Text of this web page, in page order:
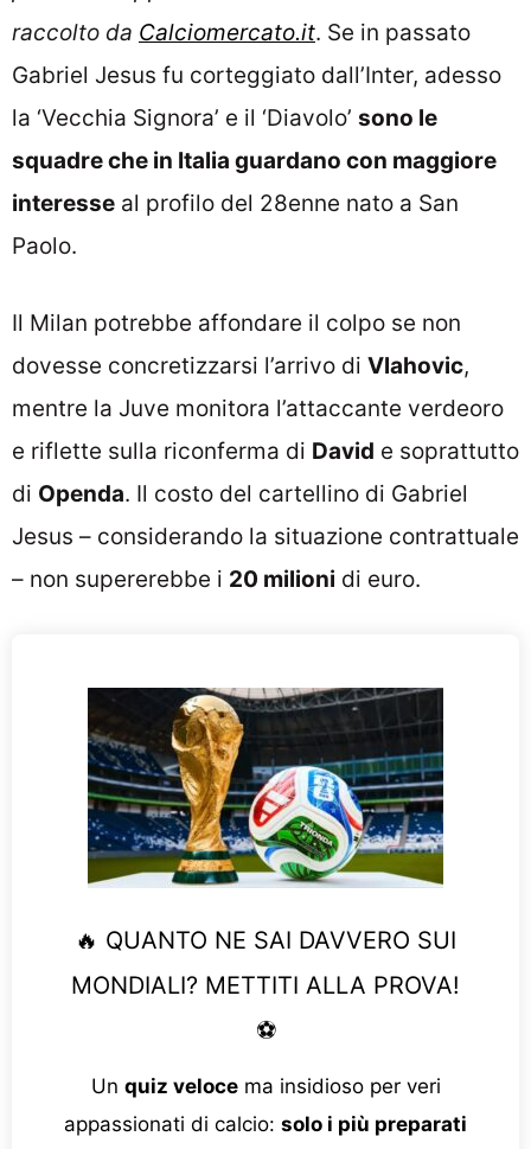
raccolto da Calciomercato.it. Se in passato
Gabriel Jesus fu corteggiato dall’Inter, adesso
la ‘Vecchia Signora’ e il ‘Diavolo’ sono le
squadre che in Italia guardano con maggiore
interesse al profilo del 28enne nato a San
Paolo.
Il Milan potrebbe affondare il colpo se non
dovesse concretizzarsi l’arrivo di Vlahovic,
mentre la Juve monitora l’attaccante verdeoro
e riflette sulla riconferma di David e soprattutto
di Openda. Il costo del cartellino di Gabriel
Jesus – considerando la situazione contrattuale
– non supererebbe i 20 milioni di euro.
🔥 QUANTO NE SAI DAVVERO SUI
MONDIALI? METTITI ALLA PROVA!
⚽
Un quiz velocema insidioso per veri
appassionati di calcio: solo i più preparati